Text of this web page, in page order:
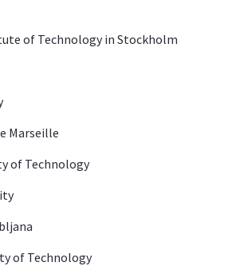
of Technology in Stockholm
Marseille
of Technology
of Technology